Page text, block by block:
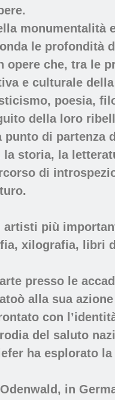
monumentalità
le profondità
che, tra le
e culturale
poesia,
della loro
di partenza
storia, la
di
artisti più
xilografia, libri
presso le
alla sua azione
con
del saluto
ha esplorato
in